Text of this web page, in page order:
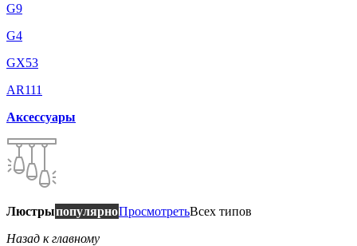
G9
G4
GX53
AR111
Аксессуары
ЛюстрыпопулярноПросмотретьВсех типов
Назад к главному